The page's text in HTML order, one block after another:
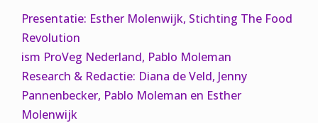
Presentatie: Esther Molenwijk, Stichting The Food
Revolution
ism ProVeg Nederland, Pablo Moleman
Research & Redactie: Diana de Veld, Jenny
Pannenbecker, Pablo Moleman en Esther
Molenwijk